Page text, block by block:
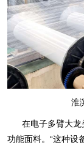
淮
在电子多臂大
功能面料。“这种设